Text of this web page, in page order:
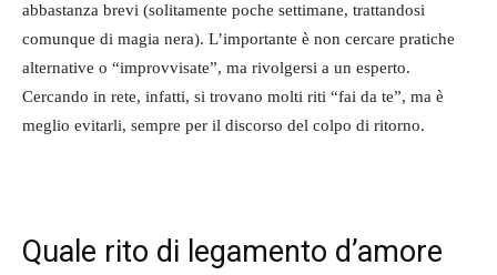
abbastanza brevi (solitamente poche settimane, trattandosi
comunque di magia nera). L’importante è non cercare pratiche
alternative o “improvvisate”, ma rivolgersi a un esperto.
Cercando in rete, infatti, si trovano molti riti “fai da te”, ma è
meglio evitarli, sempre per il discorso del colpo di ritorno.
Quale rito di legamento d’amore